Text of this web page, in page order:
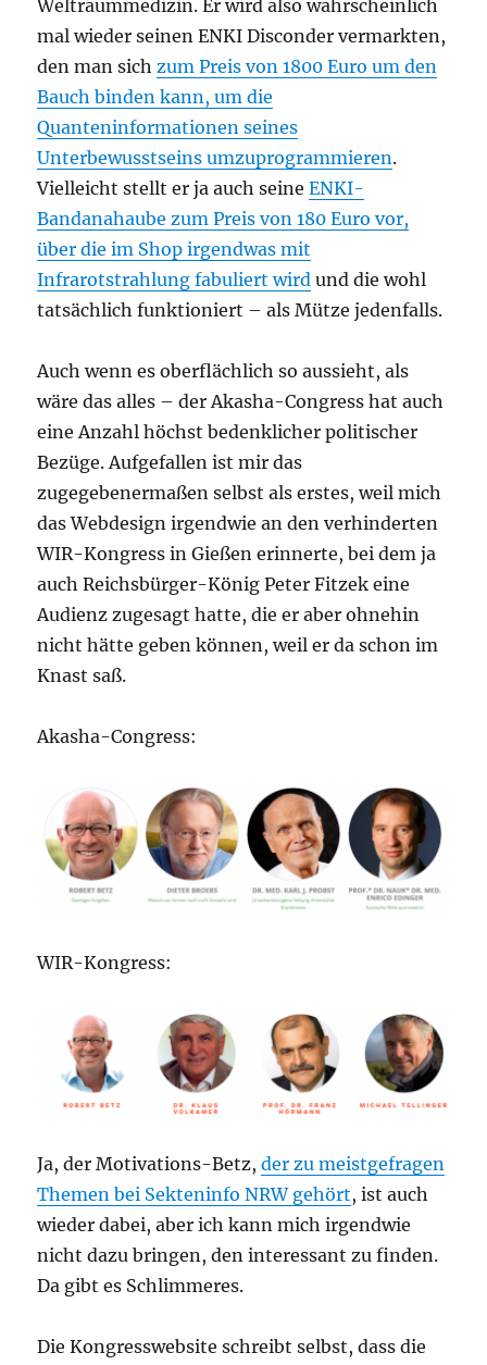
Weltraummedizin. Er wird also wahrscheinlich
mal wieder seinen ENKI Disconder vermarkten,
den man sichzum Preis von 1800 Euro um den
Bauch binden kann, um die
Quanteninformationen seines
Unterbewusstseins umzuprogrammieren.
Vielleicht stellt er ja auch seineENKI-
Bandanahaube zum Preis von 180 Euro vor,
über die im Shop irgendwas mit
Infrarotstrahlung fabuliert wird und die wohl
tatsächlich funktioniert – als Mütze jedenfalls.
Auch wenn es oberflächlich so aussieht, als
wäre das alles – der Akasha-Congress hat auch
eine Anzahl höchst bedenklicher politischer
Bezüge. Aufgefallen ist mir das
zugegebenermaßen selbst als erstes, weil mich
das Webdesign irgendwie an den verhinderten
WIR-Kongress in Gießen erinnerte, bei dem ja
auch Reichsbürger-König Peter Fitzek eine
Audienz zugesagt hatte, die er aber ohnehin
nicht hätte geben können, weil er da schon im
Knast saß.
Akasha-Congress:
WIR-Kongress:
Ja, der Motivations-Betz,der zu meistgefragen
Themen bei Sekteninfo NRW gehört, ist auch
wieder dabei, aber ich kann mich irgendwie
nicht dazu bringen, den interessant zu finden.
Da gibt es Schlimmeres.
Die Kongresswebsite schreibt selbst, dass die